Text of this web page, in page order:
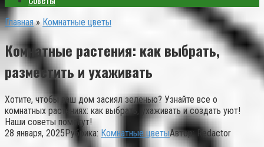
Главная » Комнатные цветы
Комнатные растения: как выбрать,
разместить и ухаживать
Хотите, чтобы ваш дом засиял зеленью? Узнайте все о
комнатных растениях: как выбрать, ухаживать и создать уют!
Наши советы помогут!
28 января, 2025Рубрика: Комнатные цветыАвтор: Redactor